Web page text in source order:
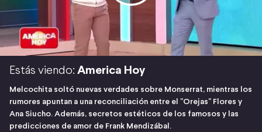
Estás viendo: America Hoy
Melcochita soltó nuevas verdades sobre Monserrat, mientras los
rumores apuntan a una reconciliación entre el "Orejas" Flores y
Ana Siucho. Además, secretos estéticos de los famosos y las
predicciones de amor de Frank Mendizábal.